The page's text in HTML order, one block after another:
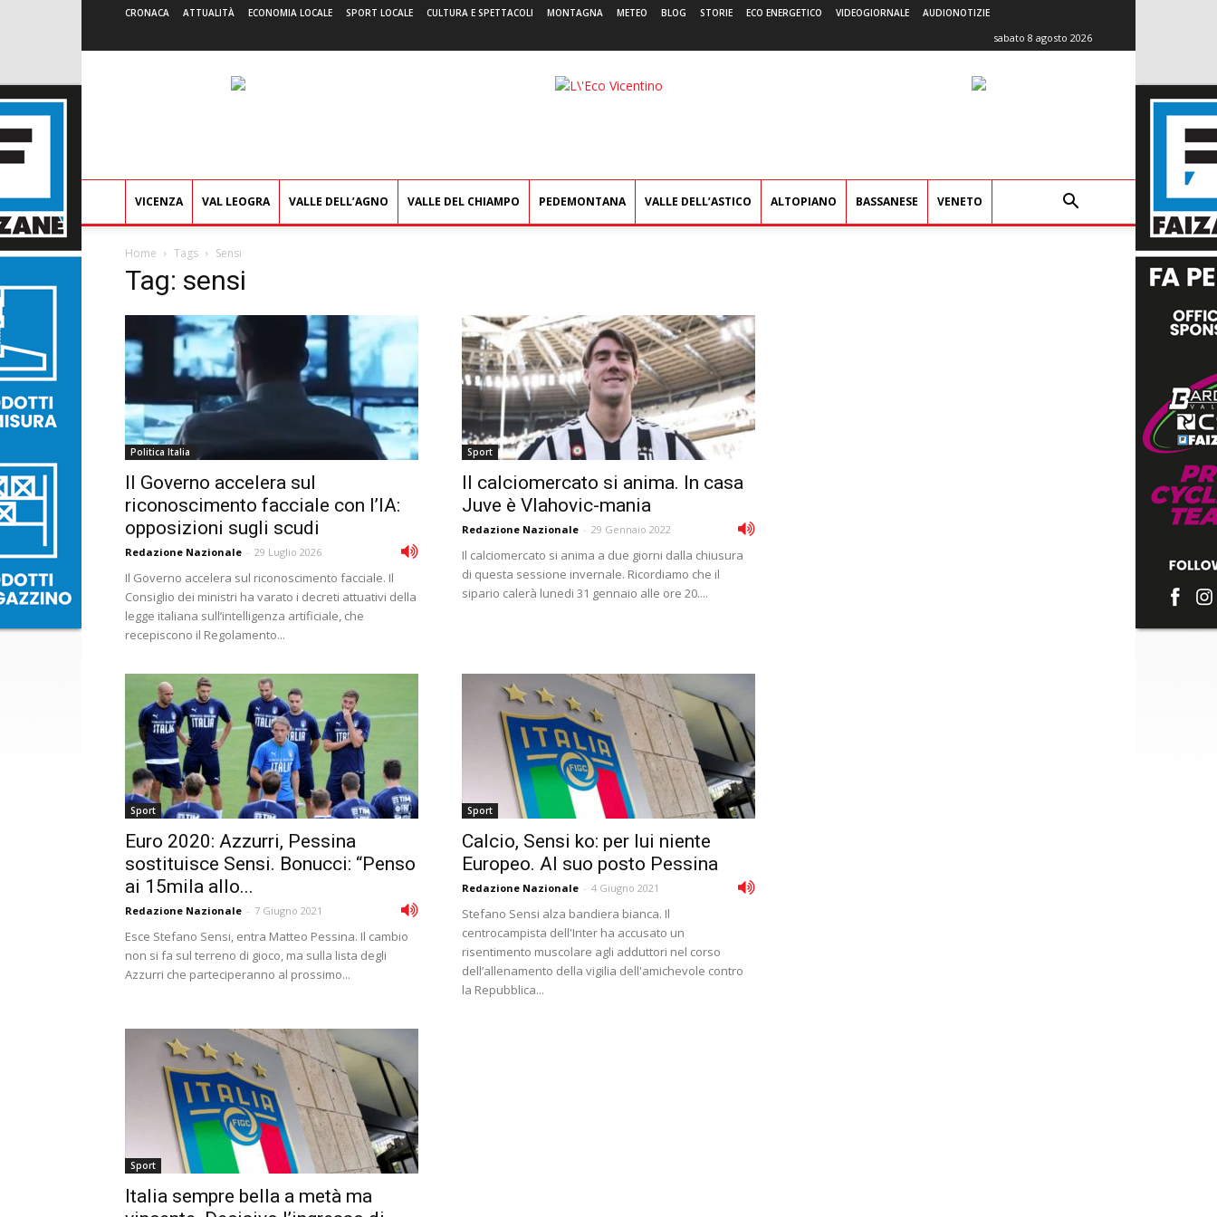
CRONACA ATTUALITÀ ECONOMIA LOCALE SPORT LOCALE CULTURA E SPETTACOLI MONTAGNA METEO BLOG STORIE ECO ENERGETICO VIDEOGIORNALE AUDIONOTIZIE
sabato 8 agosto 2026
L'Eco
VICENZA VAL LEOGRA VALLE DELL’AGNO VALLE DEL CHIAMPO PEDEMONTANA VALLE DELL’ASTICO ALTOPIANO BASSANESE VENETO
Home Tags Sensi
Tag: sensi
Politica Italia
Il Governo accelera sul
riconoscimento facciale con l’IA:
opposizioni sugli scudi
Redazione Nazionale - 29 Luglio 2026
Il Governo accelera sul riconoscimento facciale. Il
Consiglio dei ministri ha varato i decreti attuativi della
legge italiana sull’intelligenza artificiale, che
recepiscono il Regolamento...
Sport
Il calciomercato si anima. In casa
Juve è Vlahovic-mania
Redazione Nazionale - 29 Gennaio 2022
Il calciomercato si anima a due giorni dalla chiusura
di questa sessione invernale. Ricordiamo che il
sipario calerà lunedi 31 gennaio alle ore 20....
Sport
Euro 2020: Azzurri, Pessina
sostituisce Sensi. Bonucci: “Penso
ai 15mila allo...
Redazione Nazionale - 7 Giugno 2021
Esce Stefano Sensi, entra Matteo Pessina. Il cambio
non si fa sul terreno di gioco, ma sulla lista degli
Azzurri che parteciperanno al prossimo...
Sport
Calcio, Sensi ko: per lui niente
Europeo. Al suo posto Pessina
Redazione Nazionale - 4 Giugno 2021
Stefano Sensi alza bandiera bianca. Il
centrocampista dell'Inter ha accusato un
risentimento muscolare agli adduttori nel corso
dell’allenamento della vigilia dell'amichevole contro
la Repubblica...
Sport
Italia sempre bella a metà ma